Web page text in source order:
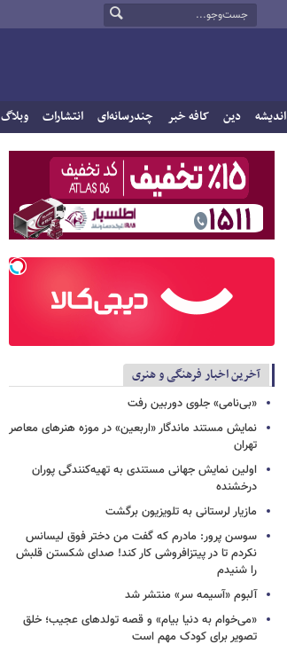
اندیشه دین کافه خبر چندرسانه‌ای انتشارات وبلاگ
آخرین اخبار فرهنگی و هنری
«بی‌نامی» جلوی دوربین رفت
نمایش مستند ماندگار «اربعین» در موزه هنرهای معاصر
تهران
اولین نمایش جهانی مستندی به تهیه‌کنندگی پوران
درخشنده
مازیار لرستانی به تلویزیون برگشت
سوسن پرور: مادرم که گفت من دختر فوق‌ لیسانس
نکردم تا در پیتزافروشی کار کند! صدای شکستن قلبش
را شنیدم
آلبوم «آسیمه سر» منتشر شد
«می‌خوام به دنیا بیام» و قصه تولدهای عجیب؛ خلق
تصویر برای کودک مهم است